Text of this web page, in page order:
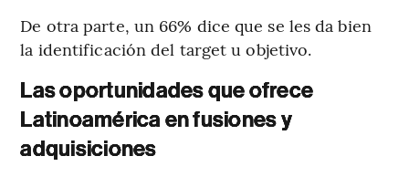
De otra parte, un 66% dice que se les da bien
la identificación del target u objetivo.
Las oportunidades que ofrece
Latinoamérica en fusiones y
adquisiciones